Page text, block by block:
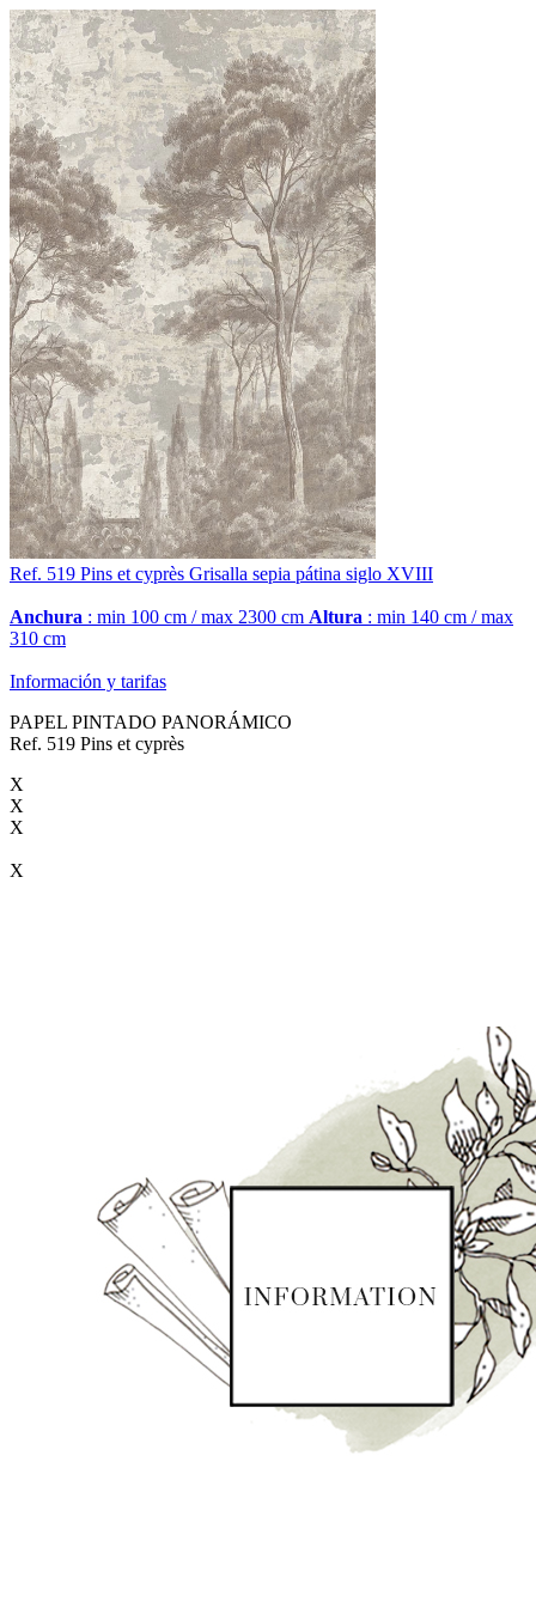
Ref. 519 Pins et cyprès Grisalla sepia pátina siglo XVIII
Anchura : min 100 cm / max 2300 cm Altura : min 140 cm / max
310 cm
Información y tarifas
PAPEL PINTADO PANORÁMICO
Ref. 519 Pins et cyprès
X
X
X
X